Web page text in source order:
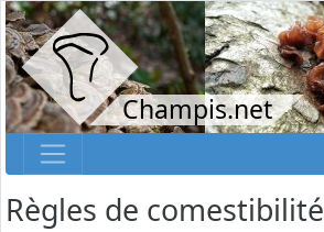
Champis.net
Règles de comestibilité